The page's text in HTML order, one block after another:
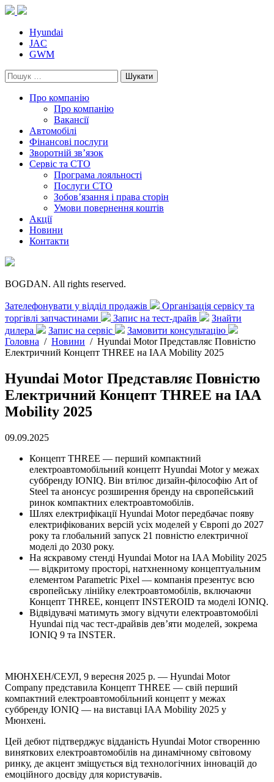
Skip
contentHyundai
JAC
GWM
Пошук:
Про компанію
Про компанію
Вакансії
Автомобілі
Фінансові послуги
Зворотній зв’язок
Cервіс та СТО
Програма лояльності
Послуги СТО
Зобов’язання і права сторін
Умови повернення коштів
Акції
Новини
Контакти
BOGDAN. All rights reserved.
Зателефонувати у відділ продажів
Організація сервісу та
торгівлі запчастинами
Запис на тест-драйв
Знайти
дилера
Запис на сервіс
Замовити консультацію
Головна / Новини / Hyundai Motor Представляє Повністю
Електричний Концепт THREE на IAA Mobility 2025
Hyundai Motor Представляє Повністю
Електричний Концепт THREE на IAA
Mobility 2025
09.09.2025
Концепт THREE — перший компактний
електроавтомобільний концепт Hyundai Motor у межах
суббренду IONIQ. Він втілює дизайн-філософію Art of
Steel та анонсує розширення бренду на європейський
ринок компактних електроавтомобілів.
Шлях електрифікації Hyundai Motor передбачає появу
електрифікованих версій усіх моделей у Європі до 2027
року та глобальний запуск 21 повністю електричної
моделі до 2030 року.
На яскравому стенді Hyundai Motor на IAA Mobility 2025
— відкритому просторі, натхненному концептуальним
елементом Parametric Pixel — компанія презентує всю
європейську лінійку електроавтомобілів, включаючи
Концепт THREE, концепт INSTEROID та моделі IONIQ.
Відвідувачі матимуть змогу відчути електроавтомобілі
Hyundai під час тест-драйвів дев’яти моделей, зокрема
IONIQ 9 та INSTER.
МЮНХЕН/СЕУЛ, 9 вересня 2025 р. — Hyundai Motor
Company представила Концепт THREE — свій перший
компактний електроавтомобільний концепт у межах
суббренду IONIQ — на виставці IAA Mobility 2025 у
Мюнхені.
Цей дебют підтверджує відданість Hyundai Motor створенню
виняткових електроавтомобілів на динамічному світовому
ринку, де акцент зміщується від технологічних інновацій до
емоційного досвіду для користувачів.